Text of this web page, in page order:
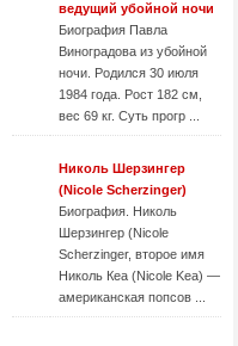
ведущий убойной ночи
Биография Павла
Виноградова из убойной
ночи. Родился 30 июля
1984 года. Рост 182 см,
вес 69 кг. Суть прогр ...
Николь Шерзингер
(Nicole Scherzinger)
Биография. Николь
Шерзингер (Nicole
Scherzinger, второе имя
Николь Кеа (Nicole Kea) —
американская попсов ...